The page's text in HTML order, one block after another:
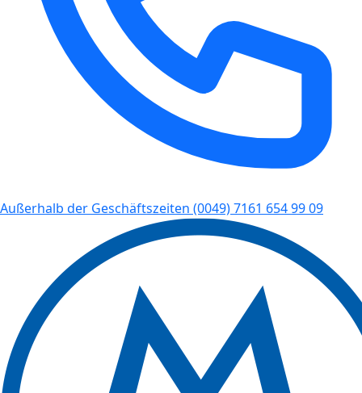
Außerhalb der Geschäftszeiten (0049) 7161 654 99 09